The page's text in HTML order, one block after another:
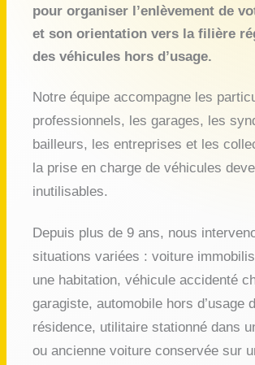
pour organiser l’enlèvement de
et son orientation vers la filière
des véhicules hors d’usage.
Notre équipe accompagne les
professionnels, les garages, les
bailleurs, les entreprises et les
la prise en charge de véhicules
inutilisables.
Depuis plus de 9 ans, nous
situations variées : voiture
une habitation, véhicule accidenté
garagiste, automobile hors d’usage
résidence, utilitaire stationné dans
ou ancienne voiture conservée sur